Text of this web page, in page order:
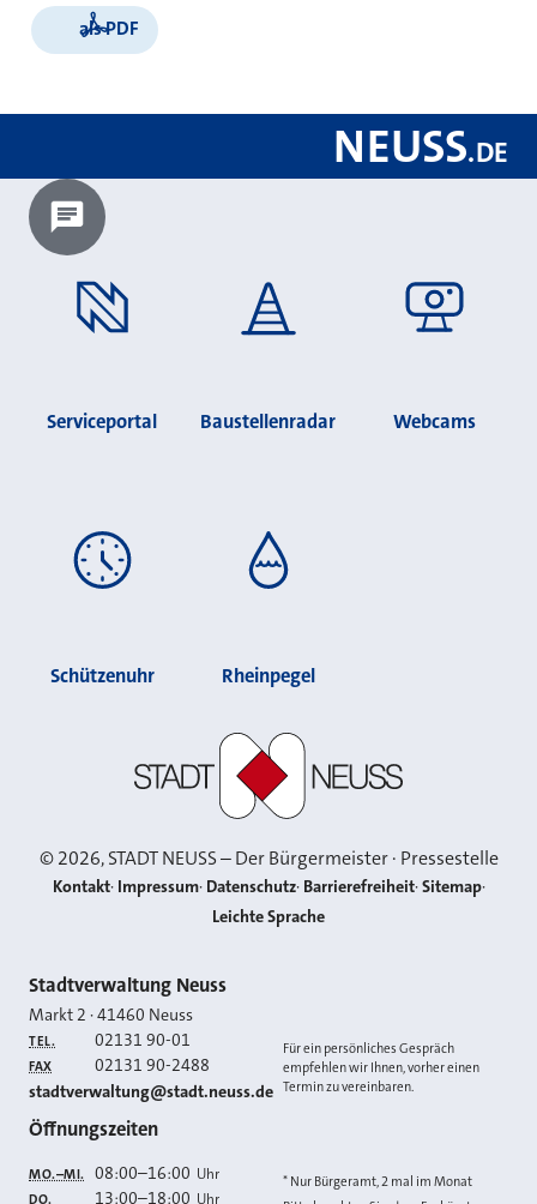
als PDF
NEUSS.DE
Chatbot laden?
Serviceportal Baustellenradar Webcams
Schützenuhr Rheinpegel
©2026, STADT NEUSS – Der Bürgermeister · Pressestelle
Kontakt Impressum Datenschutz Barrierefreiheit Sitemap
Leichte Sprache
Kontakt
Stadtverwaltung Neuss
Markt 2 ·41460 Neuss
TEL. 02131 90-01
FAX 02131 90-2488
E-MAIL
stadtverwaltung@stadt.neuss.de
Für ein persönliches Gespräch
empfehlen wir Ihnen, vorher einen
Termin zu vereinbaren.
Öffnungszeiten
MO.–MI. 08:00–16:00 Uhr
DO. 13:00–18:00 Uhr
* Nur Bürgeramt, 2 mal im Monat